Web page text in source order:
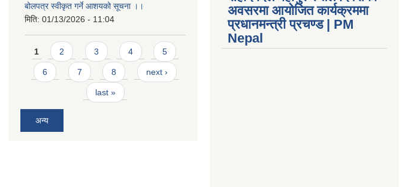
बोलपत्र स्वीकृत गर्ने आशयको सूचना ।।
मिति: 01/13/2026 - 11:04
Pages
1 2 3 4 5
6 7 8 next ›
last »
अन्य
अवसरमा आयोजित कार्यक्रममा
प्रधानमन्त्री प्रचण्ड | PM
Nepal